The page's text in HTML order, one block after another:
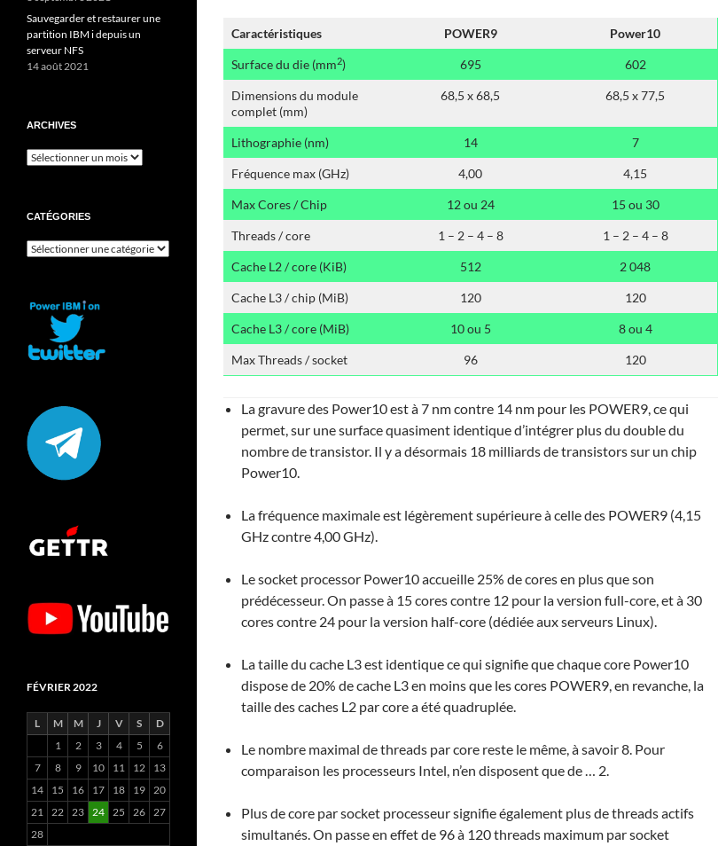
Caractéristiques POWER9 Power10
Surface du die (mm2) 695 602
Dimensions du module
complet (mm)
68,5 x 68,5 68,5 x 77,5
Lithographie (nm) 14 7
Fréquence max (GHz) 4,00 4,15
Max Cores / Chip 12 ou 24 15 ou 30
Threads / core 1 – 2 – 4 – 8 1 – 2 – 4 – 8
Cache L2 / core (KiB) 512 2 048
Cache L3 / chip (MiB) 120 120
Cache L3 / core (MiB) 10 ou 5 8 ou 4
Max Threads / socket 96 120
La gravure des Power10 est à 7 nm contre 14 nm pour les POWER9, ce qui
permet, sur une surface quasiment identique d’intégrer plus du double du
nombre de transistor. Il y a désormais 18 milliards de transistors sur un chip
Power10.
La fréquence maximale est légèrement supérieure à celle des POWER9 (4,15
GHz contre 4,00 GHz).
Le socket processor Power10 accueille 25% de cores en plus que son
prédécesseur. On passe à 15 cores contre 12 pour la version full-core, et à 30
cores contre 24 pour la version half-core (dédiée aux serveurs Linux).
La taille du cache L3 est identique ce qui signifie que chaque core Power10
dispose de 20% de cache L3 en moins que les cores POWER9, en revanche, la
taille des caches L2 par core a été quadruplée.
Le nombre maximal de threads par core reste le même, à savoir 8. Pour
comparaison les processeurs Intel, n’en disposent que de … 2.
Plus de core par socket processeur signifie également plus de threads actifs
simultanés. On passe en effet de 96 à 120 threads maximum par socket
Sauvegarder et restaurer une
partition IBM i depuis un
serveur NFS
14 août 2021
ARCHIVES
Archives
CATÉGORIES
Catégories
FÉVRIER 2022
L M M J V S
D
1
2 3 4 5
6
7
8 9 10 11 12
13
14
15 16 17 18 19 20
21 22 23 24 25 26 27
28